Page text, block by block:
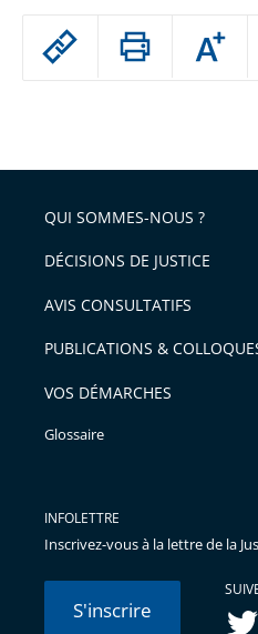
Passer
arriver
après
ou
l'article
pour
avant
QUI SOMMES-NOUS ?
DÉCISIONS DE JUSTICE
AVIS CONSULTATIFS
PUBLICATIONS &
VOS DÉMARCHES
Glossaire
INFOLETTRE
Inscrivez-vous à la lettre de la
S'inscrire